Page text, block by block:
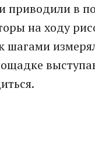
приводили в
на ходу
шагами